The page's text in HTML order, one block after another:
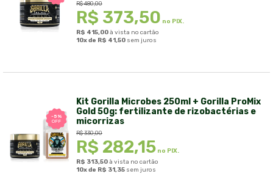
R$480,00
R$ 373,50 no PIX.
R$ 415,00à vista no cartão
10x de R$ 41,50 sem juros
-5%
OFF
Kit Gorilla Microbes 250ml + Gorilla ProMix
Gold 50g: fertilizante de rizobactérias e
micorrizas
R$330,00
R$ 282,15 no PIX.
R$ 313,50à vista no cartão
10x de R$ 31,35 sem juros